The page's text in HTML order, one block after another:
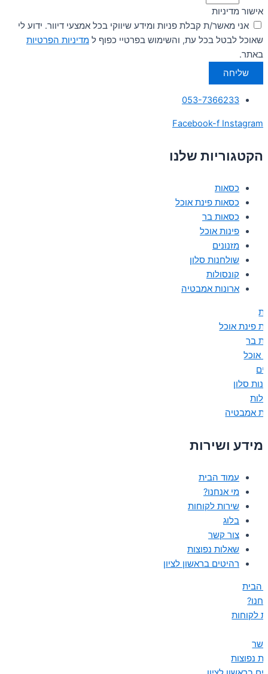
אישור מדיניות
אני מאשר/ת קבלת פניות ומידע שיווקי בכל אמצעי דיוור. ידוע לי
שאוכל לבטל בכל עת, והשימוש בפרטיי כפוף ל מדיניות הפרטיות
באתר.
שליחה
053-7366233
Facebook-f Instagram
הקטגוריות שלנו
כסאות
כסאות פינת אוכל
כסאות בר
פינות אוכל
מזנונים
שולחנות סלון
קונסולות
ארונות אמבטיה
פינת אוכל
בר
אוכל
סלון
אמבטיה
מידע ושירות
עמוד הבית
מי אנחנו?
שירות לקוחות
בלוג
צור קשר
שאלות נפוצות
רהיטים בראשון לציון
הבית
לקוחות
נפוצות